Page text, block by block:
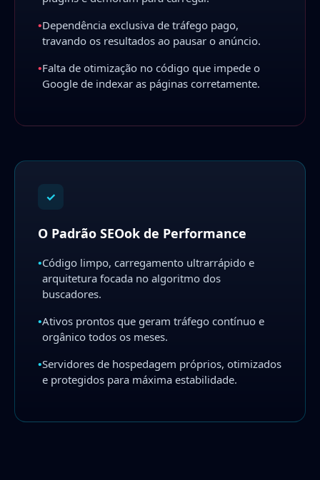
•Dependência exclusiva de tráfego pago,
travando os resultados ao pausar o anúncio.
•Falta de otimização no código que impede o
Google de indexar as páginas corretamente.
✓
O Padrão SEOok de Performance
•Código limpo, carregamento ultrarrápido e
arquitetura focada no algoritmo dos
buscadores.
•Ativos prontos que geram tráfego contínuo e
orgânico todos os meses.
•Servidores de hospedagem próprios, otimizados
e protegidos para máxima estabilidade.